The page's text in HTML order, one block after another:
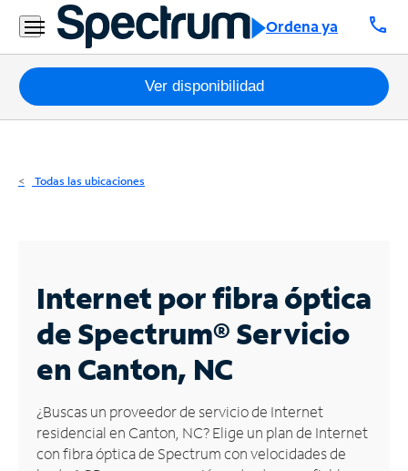
Ordena ya call
Residencial
Business
Paquetes
Internet
Business
Contáctanos
Inglés
Administrar
cuenta
Ver disponibilidad
Todas las ubicaciones
Internet por fibra óptica
de Spectrum®Servicio
en Canton, NC
¿Buscas un proveedor de servicio de Internet
residencial en Canton, NC? Elige un plan de Internet
con fibra óptica de Spectrum con velocidades de